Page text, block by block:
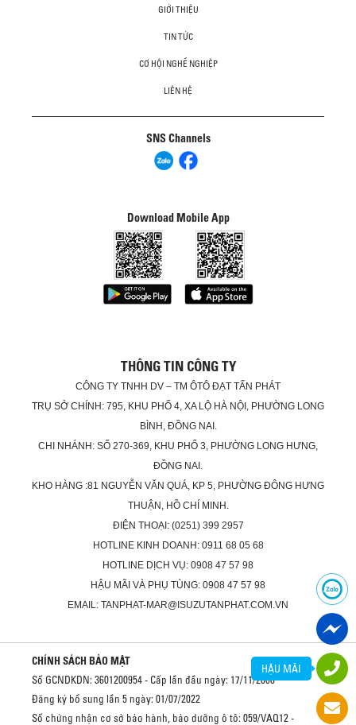
GIỚI THIỆU
TIN TỨC
CƠ HỘI NGHỀ NGHIỆP
LIÊN HỆ
SNS Channels
Download Mobile App
THÔNG TIN CÔNG TY
CÔNG TY TNHH DV – TM ÔTÔ ĐẠT TẤN PHÁT
TRỤ SỞ CHÍNH: 795, KHU PHỐ 4, XA LỘ HÀ NỘI, PHƯỜNG LONG
BÌNH, ĐỒNG NAI.
CHI NHÁNH: SỐ 270-369, KHU PHỐ 3, PHƯỜNG LONG HƯNG,
ĐỒNG NAI.
KHO HÀNG :81 NGUYỄN VĂN QUÁ, KP 5, PHƯỜNG ĐÔNG HƯNG
THUẬN, HỒ CHÍ MINH.
ĐIỆN THOẠI: (0251) 399 2957
HOTLINE KINH DOANH: 0911 68 05 68
HOTLINE DỊCH VỤ: 0908 47 57 98
HẬU MÃI VÀ PHỤ TÙNG: 0908 47 57 98
EMAIL: TANPHAT-MAR@ISUZUTANPHAT.COM.VN
CHÍNH SÁCH BẢO MẬT
Số GCNDKDN: 3601200954 - Cấp lần đầu ngày: 17/11/2008
Đăng ký bổ sung lần 5 ngày: 01/07/2022
Số chứng nhận cơ sở bảo hành, bảo dưỡng ô tô: 059/VAQ12 -
HẬU MÃI